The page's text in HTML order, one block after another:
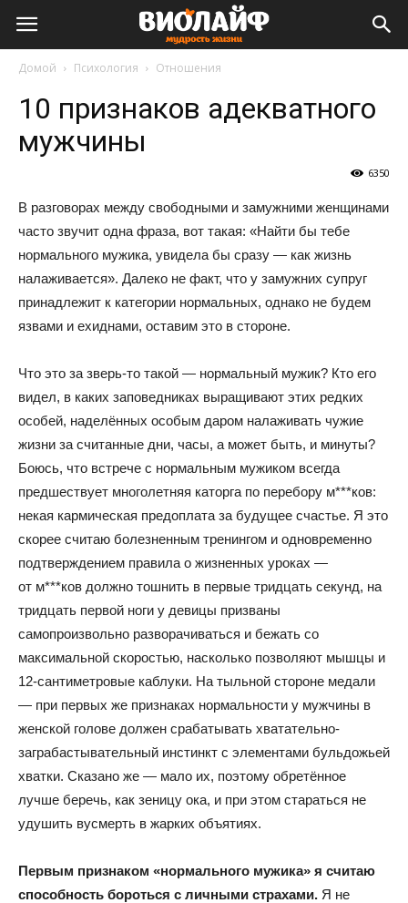
Виолайф
Домой Психология Отношения
10 признаков адекватного
мужчины
6350
В разговорах между свободными и замужними женщинами
часто звучит одна фраза, вот такая: «Найти бы тебе
нормального мужика, увидела бы сразу — как жизнь
налаживается». Далеко не факт, что у замужних супруг
принадлежит к категории нормальных, однако не будем
язвами и ехиднами, оставим это в стороне.
Что это за зверь-то такой — нормальный мужик? Кто его
видел, в каких заповедниках выращивают этих редких
особей, наделённых особым даром налаживать чужие
жизни за считанные дни, часы, а может быть, и минуты?
Боюсь, что встрече с нормальным мужиком всегда
предшествует многолетняя каторга по перебору м***ков:
некая кармическая предоплата за будущее счастье. Я это
скорее считаю болезненным тренингом и одновременно
подтверждением правила о жизненных уроках —
от м***ков должно тошнить в первые тридцать секунд, на
тридцать первой ноги у девицы призваны
самопроизвольно разворачиваться и бежать со
максимальной скоростью, насколько позволяют мышцы и
12-сантиметровые каблуки. На тыльной стороне медали
— при первых же признаках нормальности у мужчины в
женской голове должен срабатывать хватательно-
заграбастывательный инстинкт с элементами бульдожьей
хватки. Сказано же — мало их, поэтому обретённое
лучше беречь, как зеницу ока, и при этом стараться не
удушить вусмерть в жарких объятиях.
Первым признаком «нормального мужика» я считаю
способность бороться с личными страхами. Я не